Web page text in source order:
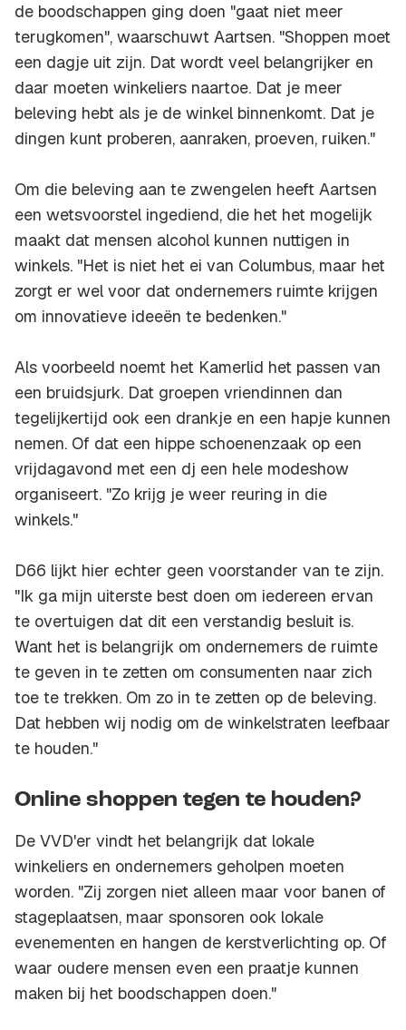
de boodschappen ging doen "gaat niet meer
terugkomen", waarschuwt Aartsen. "Shoppen moet
een dagje uit zijn. Dat wordt veel belangrijker en
daar moeten winkeliers naartoe. Dat je meer
beleving hebt als je de winkel binnenkomt. Dat je
dingen kunt proberen, aanraken, proeven, ruiken."
Om die beleving aan te zwengelen heeft Aartsen
een wetsvoorstel ingediend, die het het mogelijk
maakt dat mensen alcohol kunnen nuttigen in
winkels. "Het is niet het ei van Columbus, maar het
zorgt er wel voor dat ondernemers ruimte krijgen
om innovatieve ideeën te bedenken."
Als voorbeeld noemt het Kamerlid het passen van
een bruidsjurk. Dat groepen vriendinnen dan
tegelijkertijd ook een drankje en een hapje kunnen
nemen. Of dat een hippe schoenenzaak op een
vrijdagavond met een dj een hele modeshow
organiseert. "Zo krijg je weer reuring in die
winkels."
D66 lijkt hier echter geen voorstander van te zijn.
"Ik ga mijn uiterste best doen om iedereen ervan
te overtuigen dat dit een verstandig besluit is.
Want het is belangrijk om ondernemers de ruimte
te geven in te zetten om consumenten naar zich
toe te trekken. Om zo in te zetten op de beleving.
Dat hebben wij nodig om de winkelstraten leefbaar
te houden."
Online shoppen tegen te houden?
De VVD'er vindt het belangrijk dat lokale
winkeliers en ondernemers geholpen moeten
worden. "Zij zorgen niet alleen maar voor banen of
stageplaatsen, maar sponsoren ook lokale
evenementen en hangen de kerstverlichting op. Of
waar oudere mensen even een praatje kunnen
maken bij het boodschappen doen."